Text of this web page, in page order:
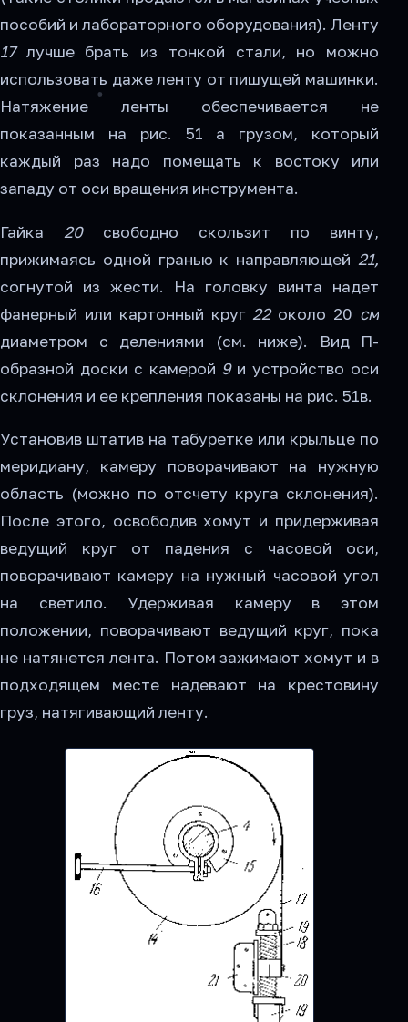
пособий и лабораторного оборудования). Ленту
17лучше брать из тонкой ста­ли, но можно
использовать даже ленту от пишущей ма­шинки.
Натяжение ленты обеспечивается не
показанным на рис. 51 а грузом, который
каждый раз надо помещать к востоку или
западу от оси вращения инструмента.
Гайка 20свободно скользит по винту,
прижимаясь одной гранью к направляющей 21,
согнутой из жести. На головку винта надет
фанерный или картонный круг 22около 20 см
диаметром с делениями (см. ниже). Вид П-
образной доски с камерой 9и устройство оси
склонения и ее крепления показаны на рис. 51в.
Установив штатив на табуретке или крыльце по
меридиану, камеру поворачивают на нужную
область (можно по отсчету круга склонения).
После этого, освободив хомут и придерживая
ведущий круг от падения с часовой оси,
поворачивают камеру на нужный часовой угол
на светило. Удерживая камеру в этом
положении, поворачивают ведущий круг, пока
не натянется лента. Потом зажимают хомут и в
подходящем месте надевают на крестовину
груз, натягивающий ленту.